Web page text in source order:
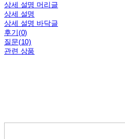
상세 설명 머리글
상세 설명
상세 설명 바닥글
후기(0)
질문(10)
관련 상품